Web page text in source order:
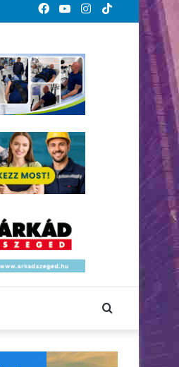
TikTok
Instagram
YouTube
Facebook
Keresés: